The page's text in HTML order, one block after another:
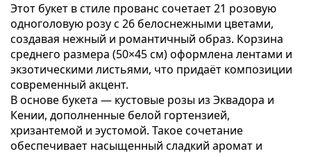
Этот букет в стиле прованс сочетает 21 розовую
одноголовую розу с 26 белоснежными цветами,
создавая нежный и романтичный образ. Корзина
среднего размера (50×45 см) оформлена лентами и
экзотическими листьями, что придаёт композиции
современный акцент.
В основе букета — кустовые розы из Эквадора и
Кении, дополненные белой гортензией,
хризантемой и эустомой. Такое сочетание
обеспечивает насыщенный сладкий аромат и